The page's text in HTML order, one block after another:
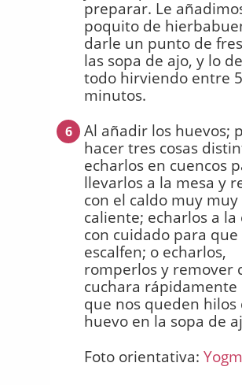
preparar. Le
poquito de
darle un punto de
las sopa de ajo, y lo
todo hirviendo entre
minutos.
6
Al añadir los huevos;
hacer tres cosas
echarlos en cuencos
llevarlos a la mesa y
con el caldo muy muy
caliente; echarlos a la
con cuidado para que
escalfen; o echarlos,
romperlos y remover
cuchara rápidamente
que nos queden hilos
huevo en la sopa de
Foto orientativa: